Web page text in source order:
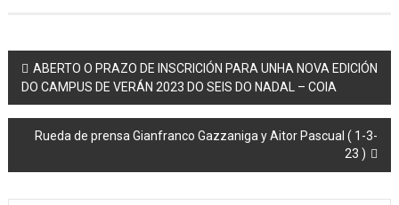
Post navigation
ABERTO O PRAZO DE INSCRICIÓN PARA UNHA NOVA EDICIÓN
DO CAMPUS DE VERÁN 2023 DO SEIS DO NADAL – COIA
Rueda de prensa Gianfranco Gazzaniga y Aitor Pascual ( 1-3-
23 )